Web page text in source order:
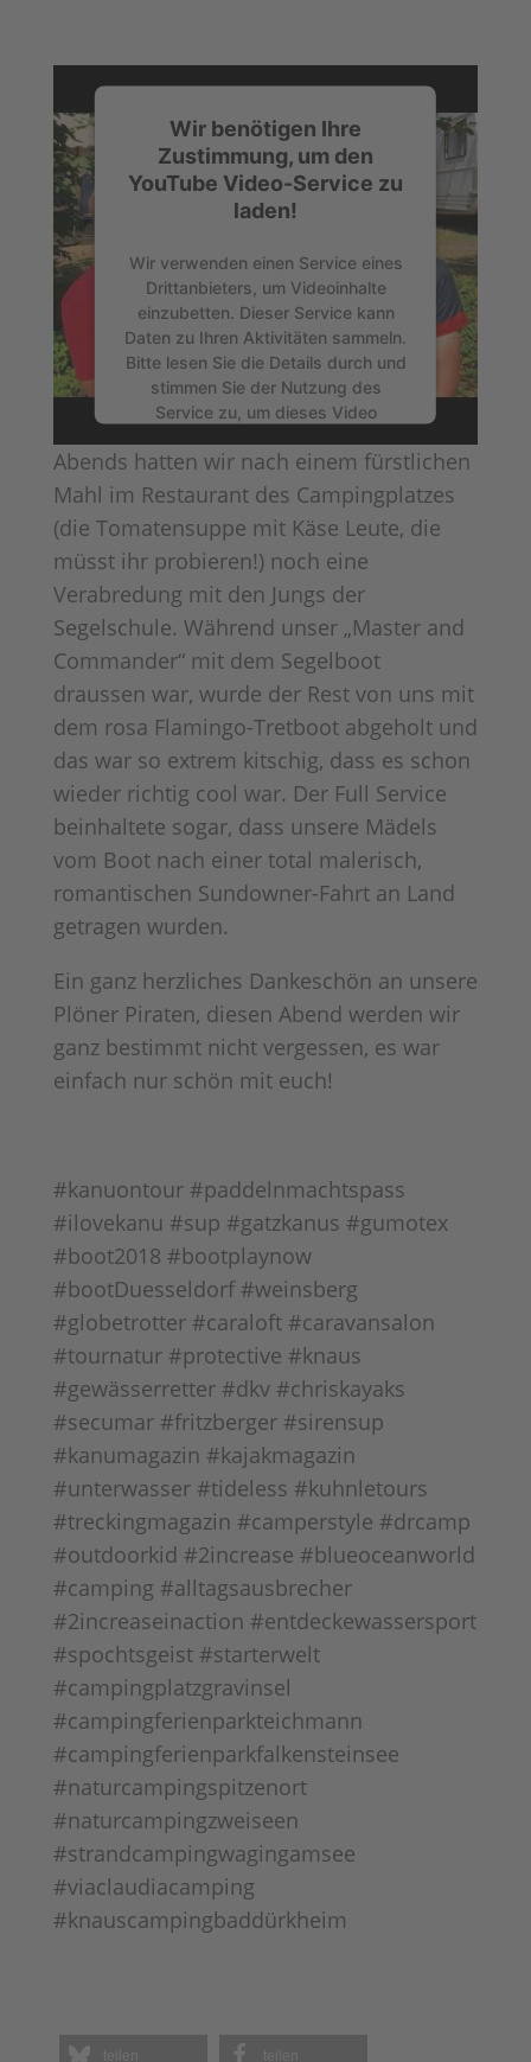
Wir benötigen Ihre
Zustimmung, um den
YouTube Video-Service zu
laden!
Wir verwenden einen Service eines
Drittanbieters, um Videoinhalte
einzubetten. Dieser Service kann
Daten zu Ihren Aktivitäten sammeln.
Bitte lesen Sie die Details durch und
stimmen Sie der Nutzung des
Service zu, um dieses Video
Mehr Informationen
Akzeptieren
Powered byUsercentrics Consent
Management Platform
Abends hatten wir nach einem fürstlichen
Mahl im Restaurant des Campingplatzes
(die Tomatensuppe mit Käse Leute, die
müsst ihr probieren!) noch eine
Verabredung mit den Jungs der
Segelschule. Während unser „Master and
Commander“ mit dem Segelboot
draussen war, wurde der Rest von uns mit
dem rosa Flamingo-Tretboot abgeholt und
das war so extrem kitschig, dass es schon
wieder richtig cool war. Der Full Service
beinhaltete sogar, dass unsere Mädels
vom Boot nach einer total malerisch,
romantischen Sundowner-Fahrt an Land
getragen wurden.
Ein ganz herzliches Dankeschön an unsere
Plöner Piraten, diesen Abend werden wir
ganz bestimmt nicht vergessen, es war
einfach nur schön mit euch!
#kanuontour #paddelnmachtspass
#ilovekanu #sup #gatzkanus #gumotex
#boot2018 #bootplaynow
#bootDuesseldorf #weinsberg
#globetrotter #caraloft #caravansalon
#tournatur #protective #knaus
#gewässerretter #dkv #chriskayaks
#secumar #fritzberger #sirensup
#kanumagazin #kajakmagazin
#unterwasser #tideless #kuhnletours
#treckingmagazin #camperstyle #drcamp
#outdoorkid #2increase #blueoceanworld
#camping #alltagsausbrecher
#2increaseinaction #entdeckewassersport
#spochtsgeist #starterwelt
#campingplatzgravinsel
#campingferienparkteichmann
#campingferienparkfalkensteinsee
#naturcampingspitzenort
#naturcampingzweiseen
#strandcampingwagingamsee
#viaclaudiacamping
#knauscampingbaddürkheim
teilen teilen